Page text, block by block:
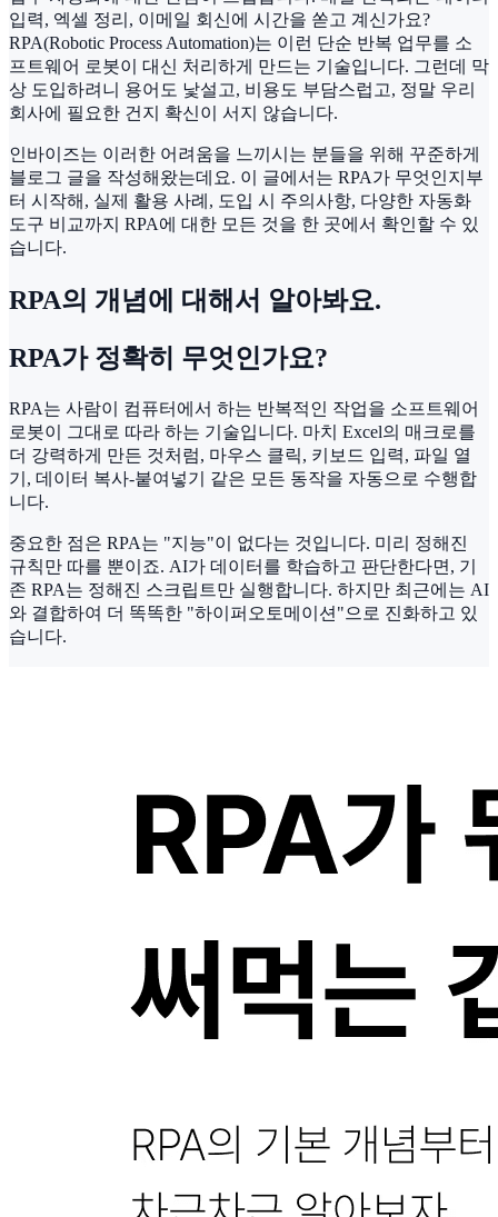
입력, 엑셀 정리, 이메일 회신에 시간을 쏟고 계신가요?
RPA(Robotic Process Automation)는 이런 단순 반복 업무를 소
프트웨어 로봇이 대신 처리하게 만드는 기술입니다. 그런데 막
상 도입하려니 용어도 낯설고, 비용도 부담스럽고, 정말 우리
회사에 필요한 건지 확신이 서지 않습니다.
인바이즈는 이러한 어려움을 느끼시는 분들을 위해 꾸준하게
블로그 글을 작성해왔는데요. 이 글에서는 RPA가 무엇인지부
터 시작해, 실제 활용 사례, 도입 시 주의사항, 다양한 자동화
도구 비교까지 RPA에 대한 모든 것을 한 곳에서 확인할 수 있
습니다.
RPA의 개념에 대해서 알아봐요.
RPA가 정확히 무엇인가요?
RPA는 사람이 컴퓨터에서 하는 반복적인 작업을 소프트웨어
로봇이 그대로 따라 하는 기술입니다. 마치 Excel의 매크로를
더 강력하게 만든 것처럼, 마우스 클릭, 키보드 입력, 파일 열
기, 데이터 복사-붙여넣기 같은 모든 동작을 자동으로 수행합
니다.
중요한 점은 RPA는 "지능"이 없다는 것입니다. 미리 정해진
규칙만 따를 뿐이죠. AI가 데이터를 학습하고 판단한다면, 기
존 RPA는 정해진 스크립트만 실행합니다. 하지만 최근에는 AI
와 결합하여 더 똑똑한 "하이퍼오토메이션"으로 진화하고 있
습니다.